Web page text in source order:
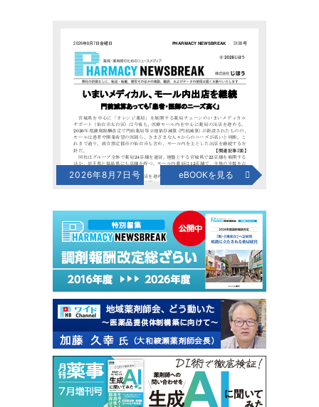
2026年8月7日号 eBOOKを見る